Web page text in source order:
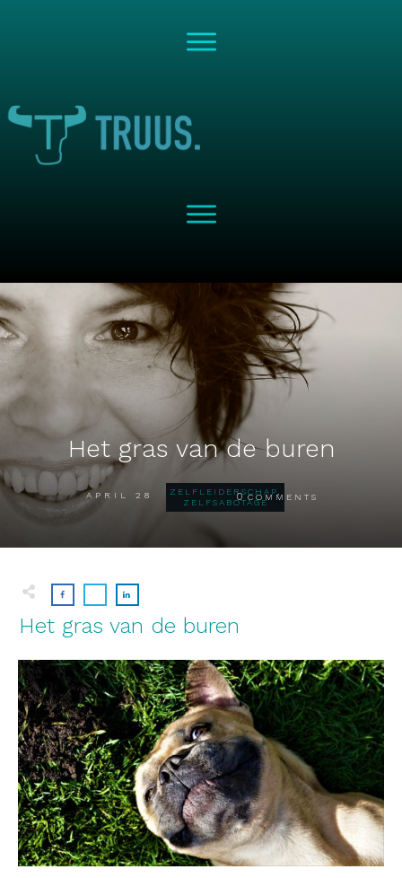
Het gras van de buren
APRIL 28 ZELFLEIDERSCHAP,
ZELFSABOTAGE
0 COMMENTS
Het gras van de buren